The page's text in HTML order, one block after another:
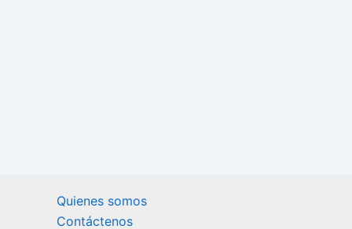
Quienes somos
Contáctenos